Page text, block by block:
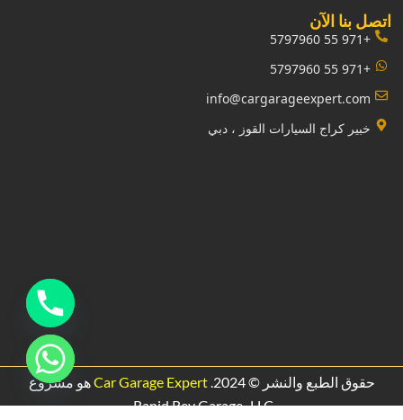
‏اتصل بنا الآن‏
+971 55 5797960
+971 55 5797960
info@cargarageexpert.com
‏خبير كراج السيارات القوز ، دبي‏
حقوق الطبع والنشر © 2024. Car Garage Expertهو مشروع
Rapid Rev Garage،LLC
.